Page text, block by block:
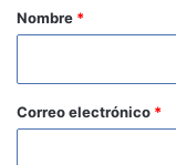
r
*
Nombre *
Correo electrónico *